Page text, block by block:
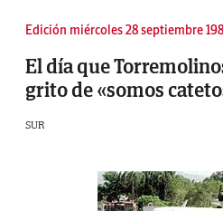
Edición miércoles 28 septiembre
El día que
grito de «somos
SUR